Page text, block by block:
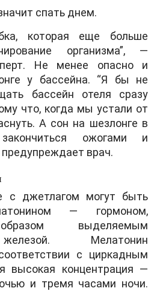
спать днем.
которая еще больше
организма”, —
Не менее опасно и
у бассейна. “Я бы не
бассейн отеля сразу
что, когда мы устали от
А сон на шезлонге в
ожогами и
врач.
с джетлагом могут быть
— гормоном,
выделяемым
Мелатонин
с циркадным
высокая концентрация —
и тремя часами ночи.